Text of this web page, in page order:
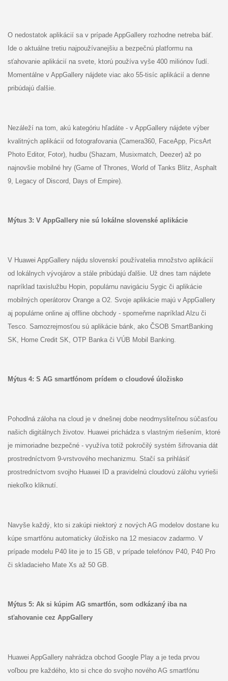
O nedostatok aplikácií sa v prípade AppGallery rozhodne netreba báť.
Ide o aktuálne tretiu najpoužívanejšiu a bezpečnú platformu na
sťahovanie aplikácií na svete, ktorú používa vyše 400 miliónov ľudí.
Momentálne v AppGallery nájdete viac ako 55-tisíc aplikácií a denne
pribúdajú ďalšie.
Nezáleží na tom, akú kategóriu hľadáte - v AppGallery nájdete výber
kvalitných aplikácií od fotografovania (Camera360, FaceApp, PicsArt
Photo Editor, Fotor), hudbu (Shazam, Musixmatch, Deezer) až po
najnovšie mobilné hry (Game of Thrones, World of Tanks Blitz, Asphalt
9, Legacy of Discord, Days of Empire).
Mýtus 3: V AppGallery nie sú lokálne slovenské aplikácie
V Huawei AppGallery nájdu slovenskí používatelia množstvo aplikácií
od lokálnych vývojárov a stále pribúdajú ďalšie. Už dnes tam nájdete
napríklad taxislužbu Hopin, populárnu navigáciu Sygic či aplikácie
mobilných operátorov Orange a O2. Svoje aplikácie majú v AppGallery
aj populárne online aj offline obchody - spomeňme napríklad Alzu či
Tesco. Samozrejmosťou sú aplikácie bánk, ako ČSOB SmartBanking
SK, Home Credit SK, OTP Banka či VÚB Mobil Banking.
Mýtus 4: S AG smartfónom prídem o cloudové úložisko
Pohodlná záloha na cloud je v dnešnej dobe neodmysliteľnou súčasťou
našich digitálnych životov. Huawei prichádza s vlastným riešením, ktoré
je mimoriadne bezpečné - využíva totiž pokročilý systém šifrovania dát
prostredníctvom 9-vrstvového mechanizmu. Stačí sa prihlásiť
prostredníctvom svojho Huawei ID a pravidelnú cloudovú zálohu vyrieši
niekoľko kliknutí.
Navyše každý, kto si zakúpi niektorý z nových AG modelov dostane ku
kúpe smartfónu automaticky úložisko na 12 mesiacov zadarmo. V
prípade modelu P40 lite je to 15 GB, v prípade telefónov P40, P40 Pro
či skladacieho Mate Xs až 50 GB.
Mýtus 5: Ak si kúpim AG smartfón, som odkázaný iba na
sťahovanie cez AppGallery
Huawei AppGallery nahrádza obchod Google Play a je teda prvou
voľbou pre každého, kto si chce do svojho nového AG smartfónu